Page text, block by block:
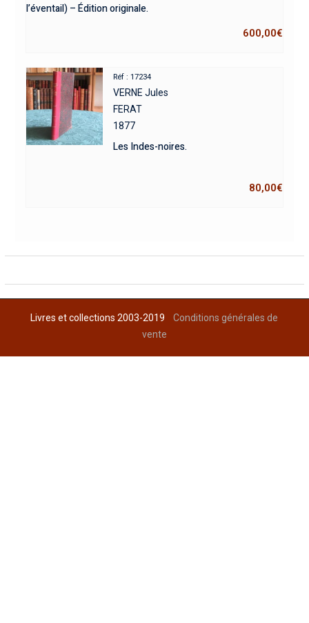
l’éventail) – Édition originale.
600,00€
Réf : 17234
VERNE Jules
FERAT
1877
Les Indes-noires.
80,00€
Livres et collections 2003-2019Conditions générales de
vente